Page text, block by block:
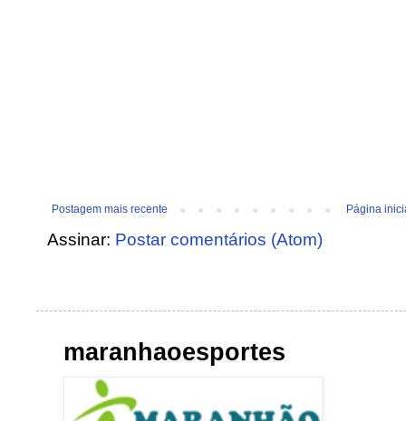
Postagem mais recente Página
Assinar: Postar comentários (Atom)
maranhaoesportes